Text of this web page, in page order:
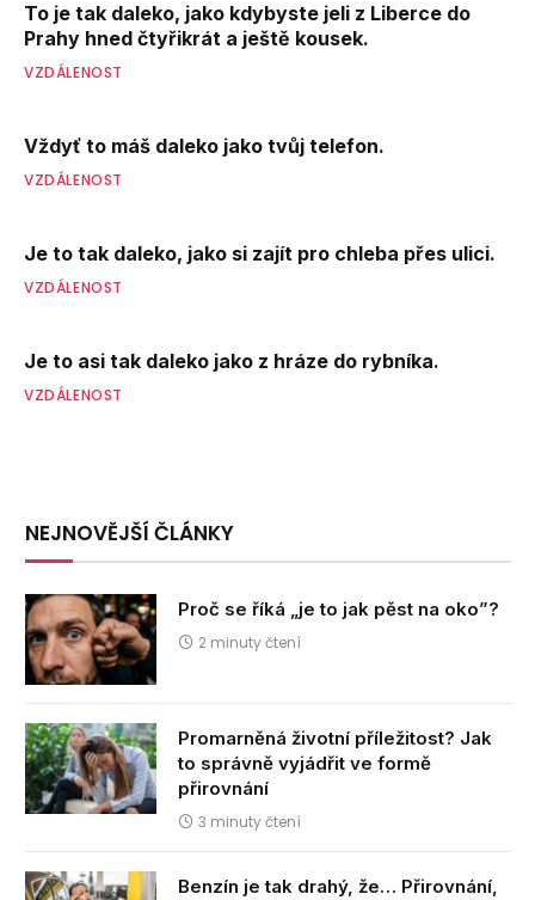
To je tak daleko, jako kdybyste jeli z Liberce do
Prahy hned čtyřikrát a ještě kousek.
VZDÁLENOST
Vždyť to máš daleko jako tvůj telefon.
VZDÁLENOST
Je to tak daleko, jako si zajít pro chleba přes ulici.
VZDÁLENOST
Je to asi tak daleko jako z hráze do rybníka.
VZDÁLENOST
NEJNOVĚJŠÍ ČLÁNKY
Proč se říká „je to jak pěst na oko”?
2 minuty čtení
Promarněná životní příležitost? Jak
to správně vyjádřit ve formě
přirovnání
3 minuty čtení
Benzín je tak drahý, že… Přirovnání,